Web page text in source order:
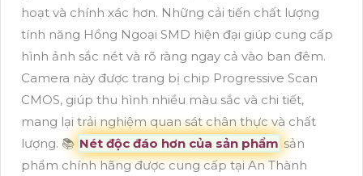
hoạt và chính xác hơn. Những cải tiến chất lượng
tính năng Hồng Ngoại SMD hiện đại giúp cung cấp
hình ảnh sắc nét và rõ ràng ngay cả vào ban đêm.
Camera này được trang bị chip Progressive Scan
CMOS, giúp thu hình nhiều màu sắc và chi tiết,
mang lại trải nghiệm quan sát chân thực và chất
lượng. 📚 Nét độc đáo hơn của sản phẩm sản
phẩm chính hãng được cung cấp tại An Thành